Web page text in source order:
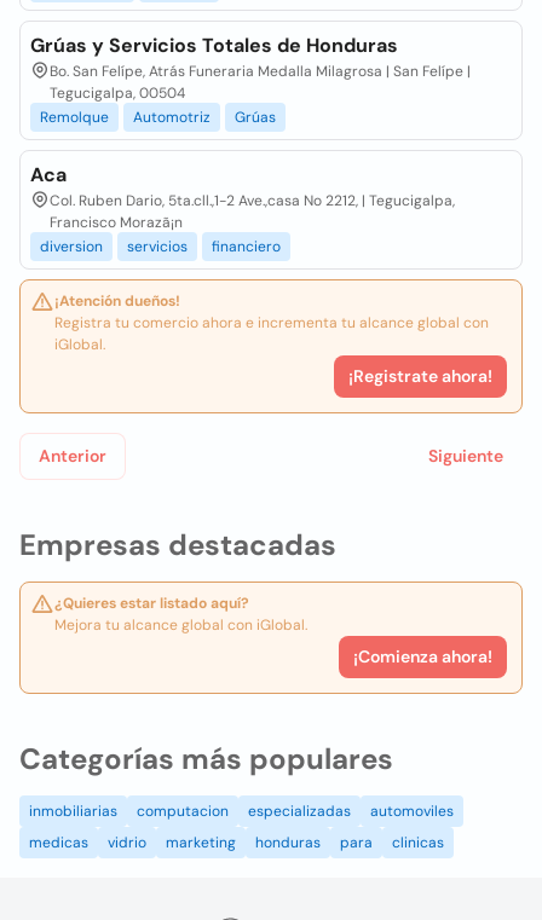
Empresas destacadas
¿Quieres estar listado aquí?
Mejora tu alcance global con iGlobal.
¡Comienza ahora!
Grúas y Servicios Totales de Honduras
Bo. San Felípe, Atrás Funeraria Medalla Milagrosa | San Felípe |
Tegucigalpa, 00504
Remolque
Automotriz Grúas
Aca
Col. Ruben Dario, 5ta.cll.,1-2 Ave.,casa No 2212, | Tegucigalpa,
Francisco Morazã¡n
diversion
servicios financiero
¡Atención dueños!
Registra tu comercio ahora e incrementa tu alcance global con
iGlobal.
¡Registrate ahora!
Anterior Siguiente
Categorías más populares
inmobiliarias computacion especializadas
automoviles
medicas
vidrio marketing honduras para clinicas